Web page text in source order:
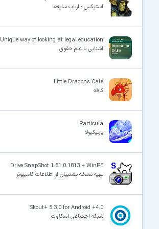
استیکس - ارباب سایه‌ها
Unique way of looking at legal education
آشنایی با علم حقوق
Little Dragons Cafe
کافه
Particula
پارتیکیولا
Drive SnapShot 1.51.0.1813 + WinPE
تهیه نسخه پشتیبان از اطلاعات کامپیوتر
Skout+ 5.3.0 for Android +4.0
شبکه اجتماعی اسکاوت